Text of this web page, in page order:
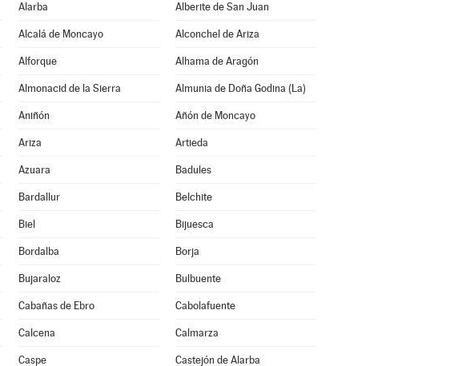
Alarba Alberite de San Juan
Alcalá de Moncayo Alconchel de Ariza
Alforque Alhama de Aragón
Almonacid de la Sierra Almunia de Doña Godina (La)
Aniñón Añón de Moncayo
Ariza Artieda
Azuara Badules
Bardallur Belchite
Biel Bijuesca
Bordalba Borja
Bujaraloz Bulbuente
Cabañas de Ebro Cabolafuente
Calcena Calmarza
Caspe Castejón de Alarba